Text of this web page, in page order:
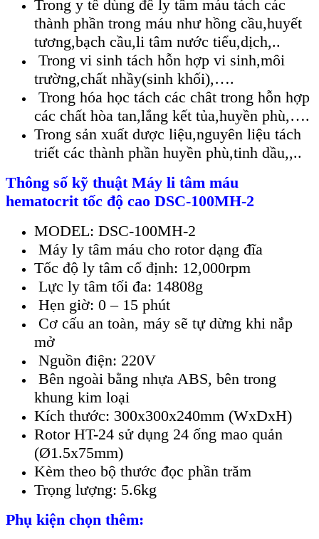
Trong y tế dùng để ly tâm máu tách các
thành phần trong máu như hồng cầu,huyết
tương,bạch cầu,li tâm nước tiểu,dịch,..
Trong vi sinh tách hỗn hợp vi sinh,môi
trường,chất nhầy(sinh khối),….
Trong hóa học tách các chât trong hỗn hợp
các chất hòa tan,lắng kết tủa,huyền phù,….
Trong sản xuất dược liệu,nguyên liệu tách
triết các thành phần huyền phù,tinh dầu,,..
Thông số kỹ thuật Máy li tâm máu
hematocrit tốc độ cao DSC-100MH-2
MODEL: DSC-100MH-2
Máy ly tâm máu cho rotor dạng đĩa
Tốc độ ly tâm cố định: 12,000rpm
Lực ly tâm tối đa: 14808g
Hẹn giờ: 0 – 15 phút
Cơ cấu an toàn, máy sẽ tự dừng khi nắp
mở
Nguồn điện: 220V
Bên ngoài bằng nhựa ABS, bên trong
khung kim loại
Kích thước: 300x300x240mm (WxDxH)
Rotor HT-24 sử dụng 24 ống mao quản
(Ø1.5x75mm)
Kèm theo bộ thước đọc phần trăm
Trọng lượng: 5.6kg
Phụ kiện chọn thêm: